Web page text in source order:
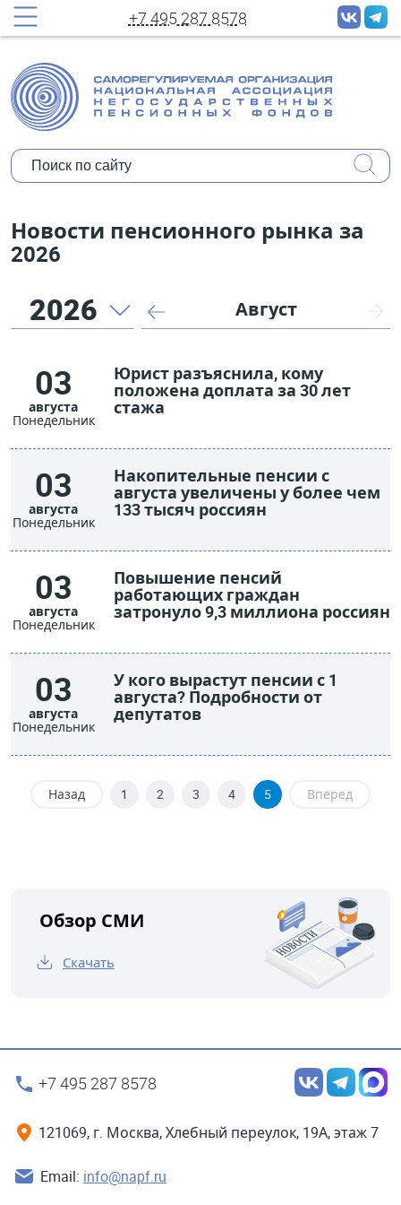
+7 495 287 8578
рассылок новостей
Полное имя:
Организация:
Уполномочены ли Вы представлять мнение
организации?
Новости пенсионного рынка за
2026
2026 Август
03
августа
Понедельник
Юрист разъяснила, кому
положена доплата за 30 лет
стажа
03
августа
Понедельник
Накопительные пенсии с
августа увеличены у более чем
133 тысяч россиян
03
августа
Понедельник
Повышение пенсий
работающих граждан
затронуло 9,3 миллиона россиян
03
августа
Понедельник
У кого вырастут пенсии с 1
августа? Подробности от
депутатов
Назад 1 2 3 4 5 Вперед
Обзор СМИ
Скачать
+7 495 287 8578
121069, г. Москва, Хлебный переулок, 19А, этаж 7
Email: info@napf.ru